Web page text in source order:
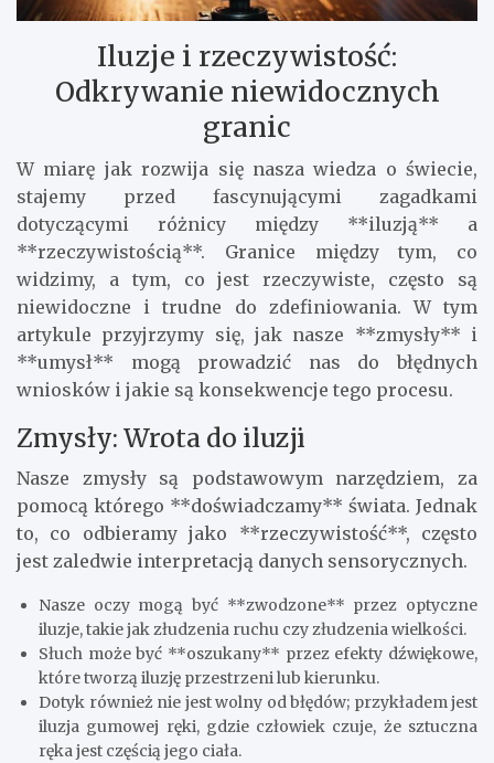
Iluzje i rzeczywistość:
Odkrywanie niewidocznych
granic
W miarę jak rozwija się nasza wiedza o świecie,
stajemy przed fascynującymi zagadkami
dotyczącymi różnicy między **iluzją** a
**rzeczywistością**. Granice między tym, co
widzimy, a tym, co jest rzeczywiste, często są
niewidoczne i trudne do zdefiniowania. W tym
artykule przyjrzymy się, jak nasze **zmysły** i
**umysł** mogą prowadzić nas do błędnych
wniosków i jakie są konsekwencje tego procesu.
Zmysły: Wrota do iluzji
Nasze zmysły są podstawowym narzędziem, za
pomocą którego **doświadczamy** świata. Jednak
to, co odbieramy jako **rzeczywistość**, często
jest zaledwie interpretacją danych sensorycznych.
Nasze oczy mogą być **zwodzone** przez optyczne
iluzje, takie jak złudzenia ruchu czy złudzenia wielkości.
Słuch może być **oszukany** przez efekty dźwiękowe,
które tworzą iluzję przestrzeni lub kierunku.
Dotyk również nie jest wolny od błędów; przykładem jest
iluzja gumowej ręki, gdzie człowiek czuje, że sztuczna
ręka jest częścią jego ciała.